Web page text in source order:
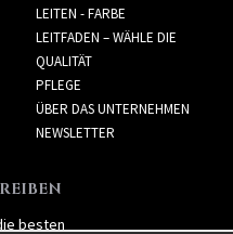
LEITEN - FARBE
LEITFADEN – WÄHLE DIE
QUALITÄT
PFLEGE
ÜBER DAS UNTERNEHMEN
NEWSLETTER
besten